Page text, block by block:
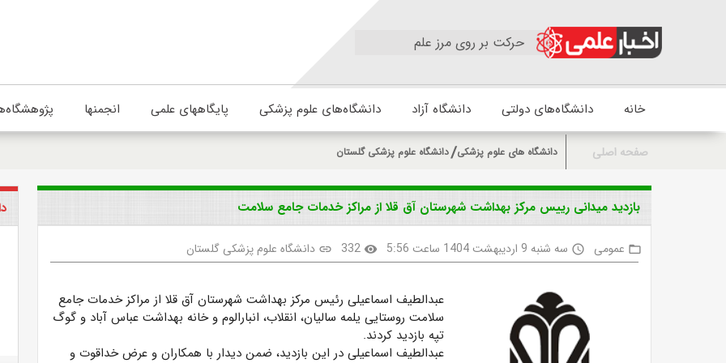
حرکت بر روی مرز علم
خانه دانشگاه‌های دولتی دانشگاه آزاد دانشگاه‌های علوم پزشکی پایگاههای علمی انجمنها
صفحه اصلی دانشگاه های علوم پزشکی دانشگاه علوم پزشکی گلستان
بازدید میدانی رییس مرکز بهداشت شهرستان آق قلا از مراکز خدمات جامع سلامت
folder_open عمومی access_time سه شنبه 9 اردیبهشت 1404 ساعت 5:56 visibility
332
link دانشگاه علوم پزشکی گلستان
عبدالطیف اسماعیلی رئیس مرکز بهداشت شهرستان آق قلا از مراکز خدمات جامع
سلامت روستایی یلمه سالیان، انقلاب، انبارالوم و خانه بهداشت عباس آباد و گوگ
تپه بازدید کردند.
عبدالطیف اسماعیلی در این بازدید، ضمن دیدار با همکاران و عرض خداقوت و